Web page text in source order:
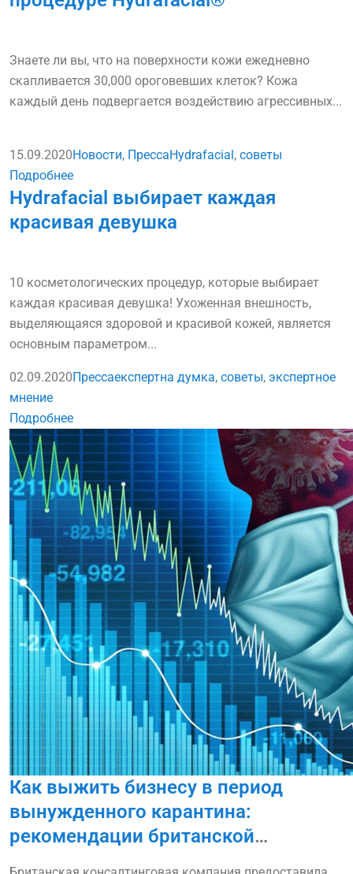
Знаете ли вы, что на поверхности кожи ежедневно
скапливается 30,000 ороговевших клеток? Кожа
каждый день подвергается воздействию агрессивных...
15.09.2020Новости, ПрессаHydrafacial , советы
Подробнее
Hydrafacial выбирает каждая
красивая девушка
10 косметологических процедур, которые выбирает
каждая красивая девушка! Ухоженная внешность,
выделяющаяся здоровой и красивой кожей, является
основным параметром...
02.09.2020 Прессаекспертна думка, советы, экспертное
мнение
Подробнее
Как выжить бизнесу в период
вынужденного карантина:
рекомендации британской